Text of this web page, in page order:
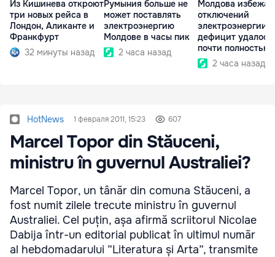
Из Кишинева откроют
три новых рейса в
Лондон, Аликанте и
Франкфурт
32 минуты назад
Румыния больше не
может поставлять
электроэнергию
Молдове в часы пик
2 часа назад
Молдова
отключений
электроэнергии:
дефицит удалось
почти полностью
покрыть
2 часа назад
HotNews 1 февраля 2011, 15:23 607
Marcel Topor din Stăuceni,
ministru în guvernul Australiei?
Marcel Topor, un tânăr din comuna Stăuceni, a
fost numit zilele trecute ministru în guvernul
Australiei. Cel puțin, așa afirmă scriitorul Nicolae
Dabija într-un editorial publicat în ultimul număr
al hebdomadarului ”Literatura și Arta”, transmite